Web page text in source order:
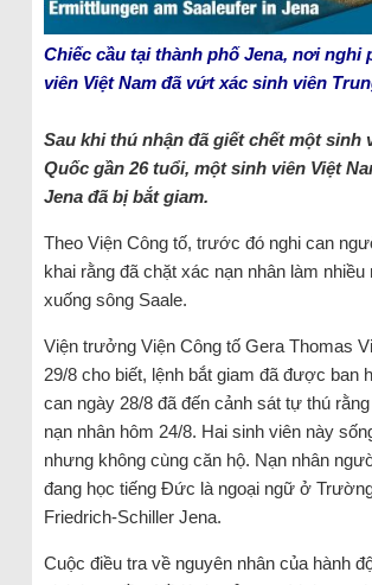
Chiếc cầu tại thành phố Jena, nơi nghi
viên Việt Nam đã vứt xác sinh viên
Sau khi thú nhận đã giết chết một sinh
Quốc gần 26 tuổi, một sinh viên Việt
Jena đã bị bắt giam.
Theo Viện Công tố, trước đó nghi can
khai rằng đã chặt xác nạn nhân làm
xuống sông Saale.
Viện trưởng Viện Công tố Gera Thomas
29/8 cho biết, lệnh bắt giam đã được ban
can ngày 28/8 đã đến cảnh sát tự thú
nạn nhân hôm 24/8. Hai sinh viên này
nhưng không cùng căn hộ. Nạn nhân
đang học tiếng Đức là ngoại ngữ ở
Friedrich-Schiller Jena.
Cuộc điều tra về nguyên nhân của hành